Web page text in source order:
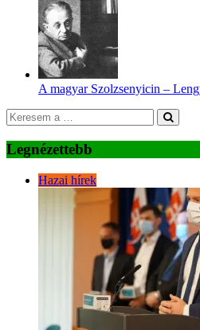
A magyar Szolzsenyicin –
Legnézettebb
Hazai hírek